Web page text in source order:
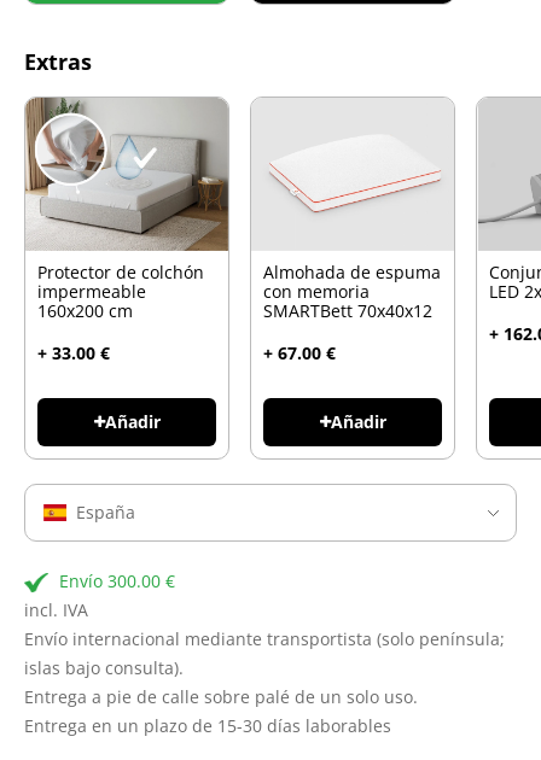
Extras
Protector de colchón
impermeable
160x200 cm
+ 33.00 €
Añadir
Almohada de espuma
con memoria
SMARTBett 70x40x12
+ 67.00 €
Añadir
LED
+
España
Envío 300.00 €
incl. IVA
Envío internacional mediante transportista (solo península;
islas bajo consulta).
Entrega a pie de calle sobre palé de un solo uso.
Entrega en un plazo de 15-30 días laborables